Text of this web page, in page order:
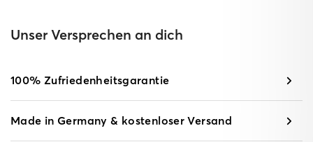
Unser Versprechen an dich
100% Zufriedenheitsgarantie
Made in Germany & kostenloser Versand